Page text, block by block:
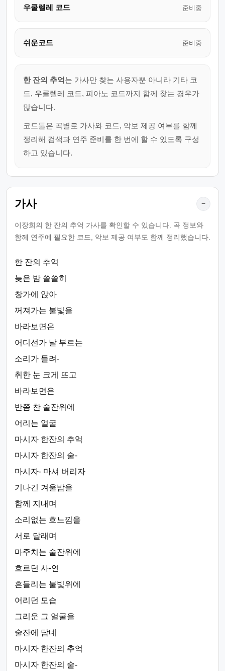
우쿨렐레 코드 준비중
쉬운코드 준비중
한 잔의 추억는 가사만 찾는 사용자뿐 아니라 기타 코
드, 우쿨렐레 코드, 피아노 코드까지 함께 찾는 경우가
많습니다.
코드툴은 곡별로 가사와 코드, 악보 제공 여부를 함께
정리해 검색과 연주 준비를 한 번에 할 수 있도록 구성
하고 있습니다.
가사 −
이장희의 한 잔의 추억 가사를 확인할 수 있습니다. 곡 정보와
함께 연주에 필요한 코드, 악보 제공 여부도 함께 정리했습니다.
한 잔의 추억
늦은 밤 쓸쓸히
창가에 앉아
꺼져가는 불빛을
바라보면은
어디선가 날 부르는
소리가 들려-
취한 눈 크게 뜨고
바라보면은
반쯤 찬 술잔위에
어리는 얼굴
마시자 한잔의 추억
마시자 한잔의 술-
마시자- 마셔 버리자
기나긴 겨울밤을
함께 지내며
소리없는 흐느낌을
서로 달래며
마주치는 술잔위에
흐르던 사-연
흔들리는 불빛위에
어리던 모습
그리운 그 얼굴을
술잔에 담네
마시자 한잔의 추억
마시자 한잔의 술-